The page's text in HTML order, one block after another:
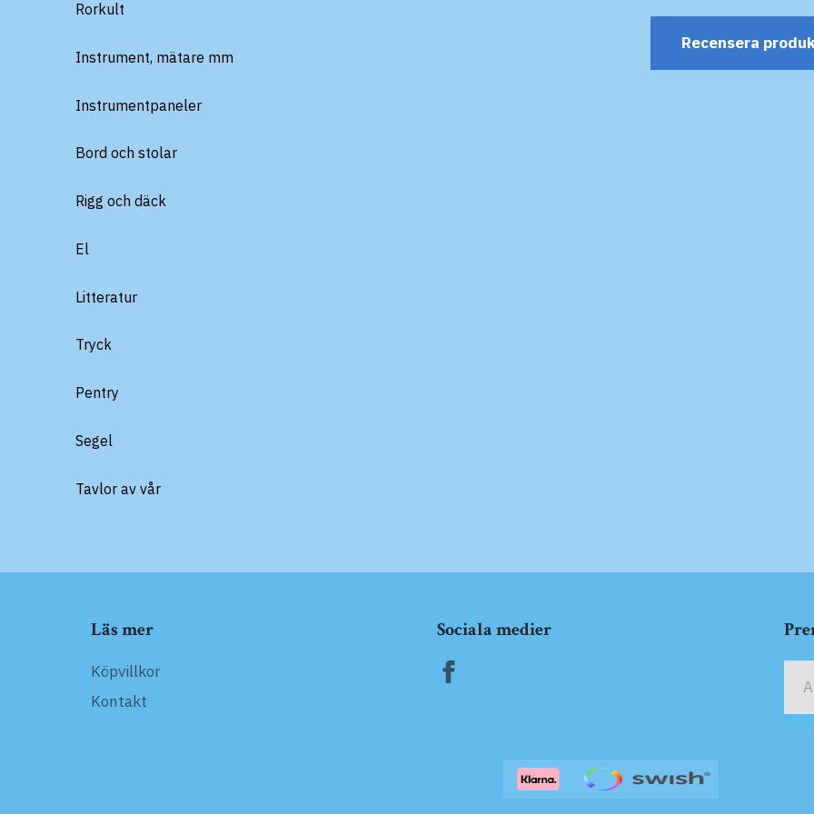
Rorkult
Instrument, mätare mm
Instrumentpaneler
Bord och stolar
Rigg och däck
El
Litteratur
Tryck
Pentry
Segel
Tavlor av vår
Recensera
Läs mer
Köpvillkor
Kontakt
Sociala medier